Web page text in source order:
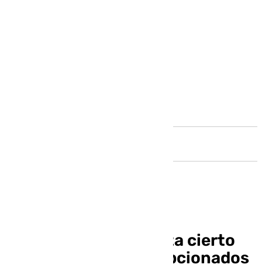
Loren Juarros: «Hasta cierto
punto estamos decepcionados